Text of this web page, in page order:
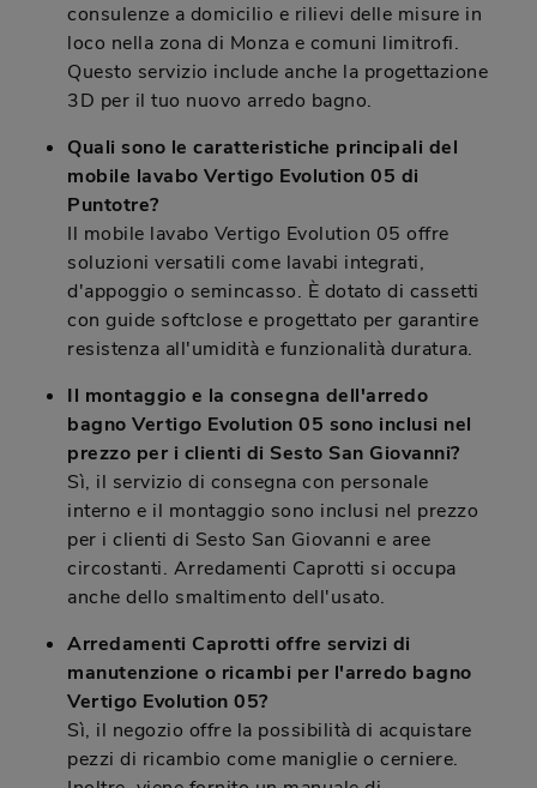
consulenze a domicilio e rilievi delle misure in
loco nella zona di Monza e comuni limitrofi.
Questo servizio include anche la progettazione
3D per il tuo nuovo arredo bagno.
Quali sono le caratteristiche principali del
mobile lavabo Vertigo Evolution 05 di
Puntotre?
Il mobile lavabo Vertigo Evolution 05 offre
soluzioni versatili come lavabi integrati,
d'appoggio o semincasso. È dotato di cassetti
con guide softclose e progettato per garantire
resistenza all'umidità e funzionalità duratura.
Il montaggio e la consegna dell'arredo
bagno Vertigo Evolution 05 sono inclusi nel
prezzo per i clienti di Sesto San Giovanni?
Sì, il servizio di consegna con personale
interno e il montaggio sono inclusi nel prezzo
per i clienti di Sesto San Giovanni e aree
circostanti. Arredamenti Caprotti si occupa
anche dello smaltimento dell'usato.
Arredamenti Caprotti offre servizi di
manutenzione o ricambi per l'arredo bagno
Vertigo Evolution 05?
Sì, il negozio offre la possibilità di acquistare
pezzi di ricambio come maniglie o cerniere.